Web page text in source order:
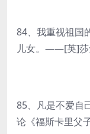
84、我重视祖国
儿女。——[英]莎
85、凡是不爱
论《福斯卡里父子